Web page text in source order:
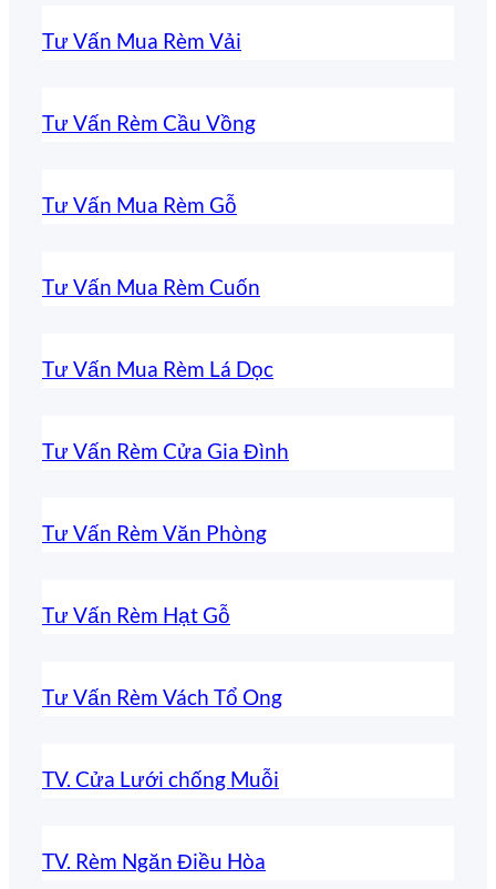
Tư Vấn Mua Rèm Vải
Tư Vấn Rèm Cầu Vồng
Tư Vấn Mua Rèm Gỗ
Tư Vấn Mua Rèm Cuốn
Tư Vấn Mua Rèm Lá Dọc
Tư Vấn Rèm Cửa Gia Đình
Tư Vấn Rèm Văn Phòng
Tư Vấn Rèm Hạt Gỗ
Tư Vấn Rèm Vách Tổ Ong
TV. Cửa Lưới chống Muỗi
TV. Rèm Ngăn Điều Hòa